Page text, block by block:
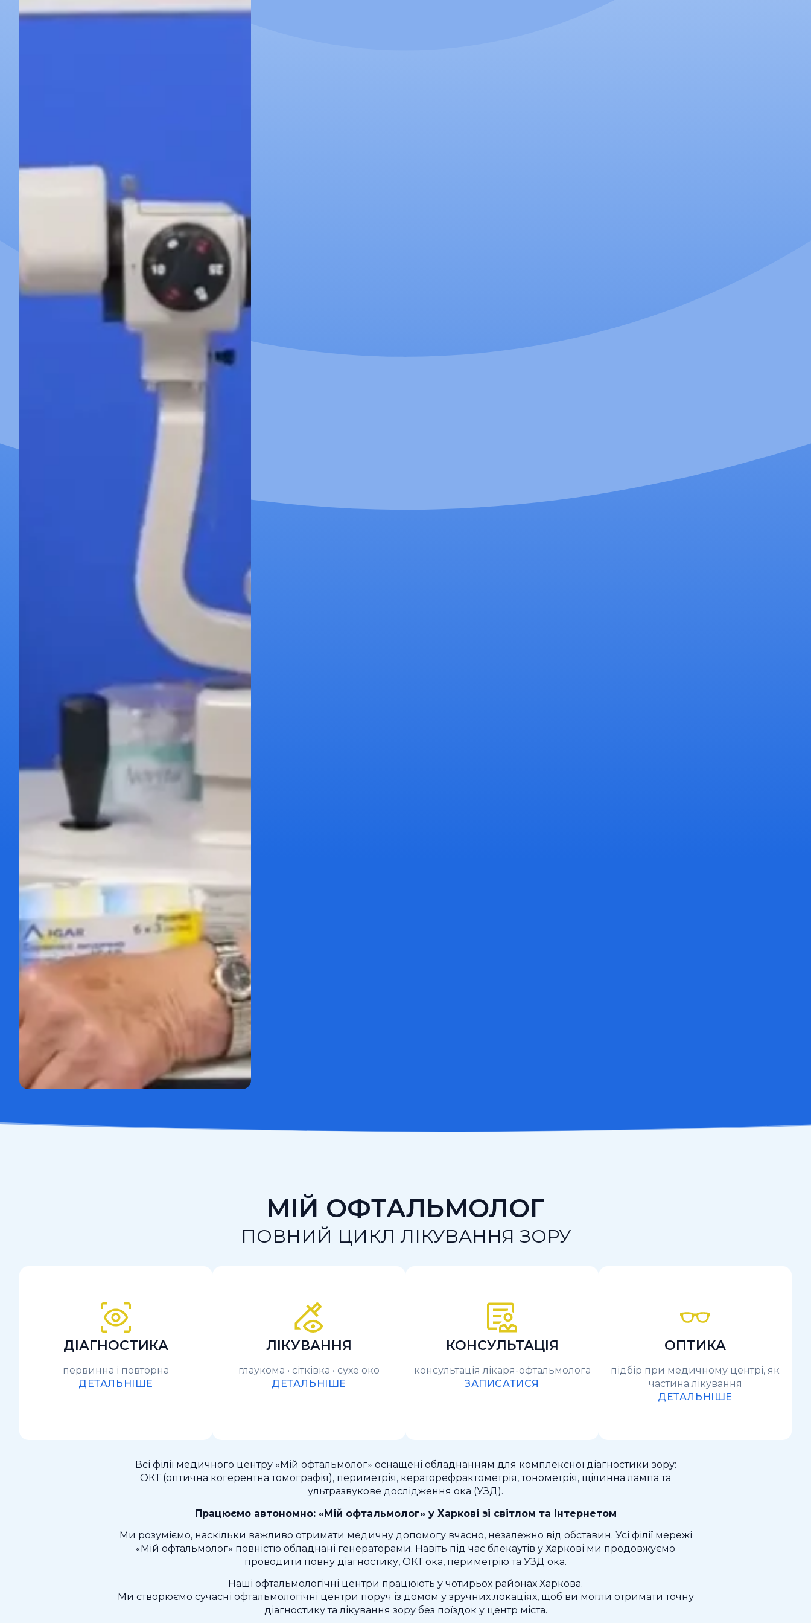
МІЙ ОФТАЛЬМОЛОГ
ПОВНИЙ ЦИКЛ ЛІКУВАННЯ ЗОРУ
ДІАГНОСТИКА
первинна і повторна
ДЕТАЛЬНІШЕ
ЛІКУВАННЯ
глаукома • сітківка • сухе око
ДЕТАЛЬНІШЕ
КОНСУЛЬТАЦІЯ
консультація лікаря-офтальмолога
ЗАПИСАТИСЯ
ОПТИКА
підбір при медичному центрі, як
частина лікування
ДЕТАЛЬНІШЕ
Всі філії медичного центру «Мій офтальмолог» оснащені обладнанням для комплексної діагностики зору:
ОКТ (оптична когерентна томографія), периметрія, кераторефрактометрія, тонометрія, щілинна лампа та
ультразвукове дослідження ока (УЗД).
Працюємо автономно: «Мій офтальмолог» у Харкові зі світлом та Інтернетом
Ми розуміємо, наскільки важливо отримати медичну допомогу вчасно, незалежно від обставин. Усі філії мережі
«Мій офтальмолог» повністю обладнані генераторами. Навіть під час блекаутів у Харкові ми продовжуємо
проводити повну діагностику, ОКТ ока, периметрію та УЗД ока.
Наші офтальмологічні центри працюють у чотирьох районах Харкова.
Ми створюємо сучасні офтальмологічні центри поруч із домом у зручних локаціях, щоб ви могли отримати точну
діагностику та лікування зору без поїздок у центр міста.